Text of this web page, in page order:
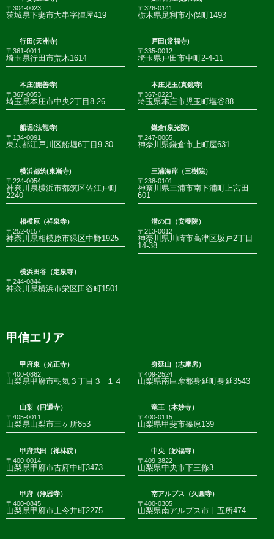
〒304-0023
茨城県下妻市大串字陣屋419
〒326-0141
栃木県足利市小俣町1493
行田(天洲寺)
〒361-0011
埼玉県行田市荒木1614
戸田(常福寺)
〒335-0012
埼玉県戸田市中町2-4-11
本庄(開善寺)
〒367-0053
埼玉県本庄市中央2丁目8-26
本庄児玉(真鏡寺)
〒367-0223
埼玉県本庄市児玉町塩谷88
船堀(法龍寺)
〒134-0091
東京都江戸川区船堀6丁目9-30
鎌倉(泉光院)
〒247-0065
神奈川県鎌倉市上町屋631
横浜都筑(東漸寺)
〒224-0054
神奈川県横浜市都筑区佐江戸町
2240
三浦海岸（三樹院）
〒238-0101
神奈川県三浦市南下浦町上宮田
601
相模原（祥泉寺）
〒252-0157
神奈川県相模原市緑区中野1925
溝の口（安養院）
〒213-0012
神奈川県川崎市高津区坂戸2丁目
14-38
横浜田谷（定泉寺）
〒244-0844
神奈川県横浜市栄区田谷町1501
甲信エリア
甲府東（光正寺）
〒400-0862
山梨県甲府市朝気３丁目３−１４
身延山（志摩房）
〒409-2524
山梨県南巨摩郡身延町身延3543
山梨（円通寺）
〒405-0011
山梨県山梨市三ヶ所853
竜王（本妙寺）
〒400-0115
山梨県甲斐市篠原139
甲府武田（禅林院）
〒400-0014
山梨県甲府市古府中町3473
中央（妙福寺）
〒409-3822
山梨県中央市下三條3
甲府（浄恩寺）
〒400-0845
山梨県甲府市上今井町2275
南アルプス（久圓寺）
〒400-0305
山梨県南アルプス市十五所474